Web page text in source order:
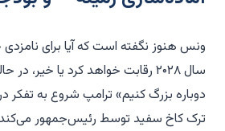
ونس هنوز نگفته است که آیا برای
سال ۲۰۲۸ رقابت خواهد کرد یا خیر،
دوباره بزرگ کنیم» ترامپ شروع به تفکر
ترک کاخ سفید توسط رئیس‌جمهور